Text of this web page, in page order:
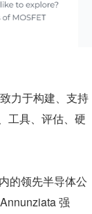
力于构建、支持
工具、评估、硬
的领先半导体公
强